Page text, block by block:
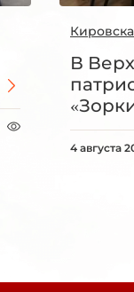
В
4 августа